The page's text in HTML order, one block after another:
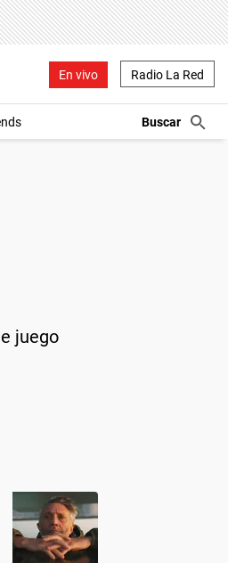
En vivo Radio La Red
juego